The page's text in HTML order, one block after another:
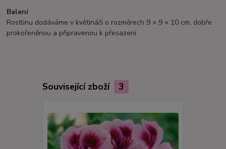
Balení
Rostlinu dodáváme v květináči o rozměrech 9 × 9 × 10 cm, dobře
prokořeněnou a připravenou k přesazení.
Související zboží 3